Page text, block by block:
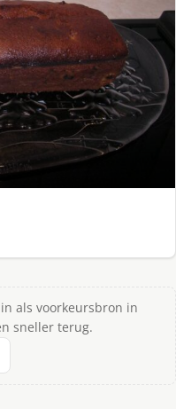
in als voorkeursbron in
sneller terug.